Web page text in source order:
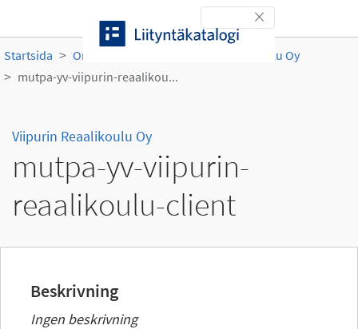
Toggle navigation
Startsida Organisationer
Viipurin Reaalikoulu Oy
mutpa-yv-viipurin-reaalikou...
Viipurin Reaalikoulu Oy
mutpa-yv-viipurin-
reaalikoulu-client
Beskrivning
Ingen beskrivning